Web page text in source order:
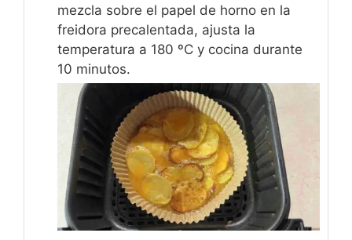
mezcla sobre el papel de horno en la
freidora precalentada, ajusta la
temperatura a 180 ºC y cocina durante
10 minutos.